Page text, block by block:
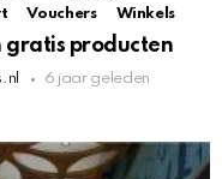
Vouchers Winkels
gratis producten
6 jaar geleden